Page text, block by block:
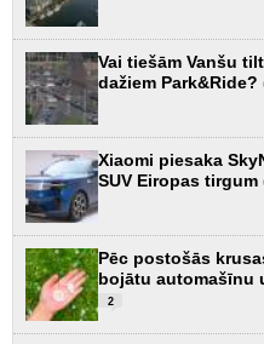
Vai tiešām Vanšu
dažiem Park&Ride?
Xiaomi piesaka
SUV Eiropas tirgum
Pēc postošās
bojātu automašīnu
2